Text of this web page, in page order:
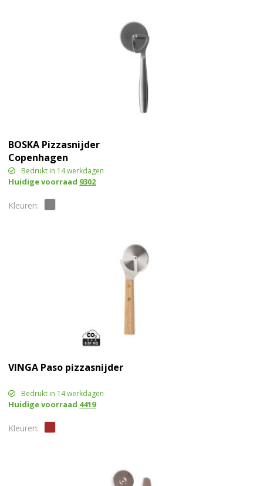
BOSKA Pizzasnijder
Copenhagen
Bedrukt in 14 werkdagen
Huidige voorraad 9302
VINGA Paso pizzasnijder
Bedrukt in 14 werkdagen
Huidige voorraad 4419